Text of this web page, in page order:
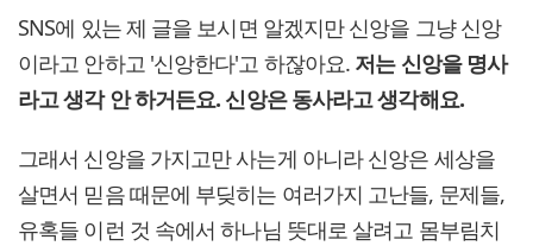
SNS에 있는 제 글을 보시면 알겠지만 신앙을 그냥 신앙
이라고 안하고 '신앙한다'고 하잖아요. 저는 신앙을 명사
라고 생각 안 하거든요. 신앙은 동사라고 생각해요.
그래서 신앙을 가지고만 사는게 아니라 신앙은 세상을
살면서 믿음 때문에 부딪히는 여러가지 고난들, 문제들,
유혹들 이런 것 속에서 하나님 뜻대로 살려고 몸부림치